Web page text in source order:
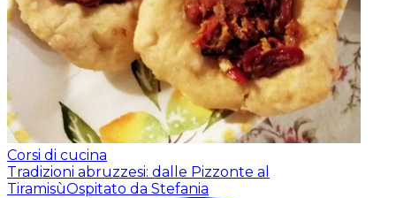
Corsi di cucina
Tradizioni abruzzesi: dalle Pizzonte al
TiramisùOspitato da Stefania